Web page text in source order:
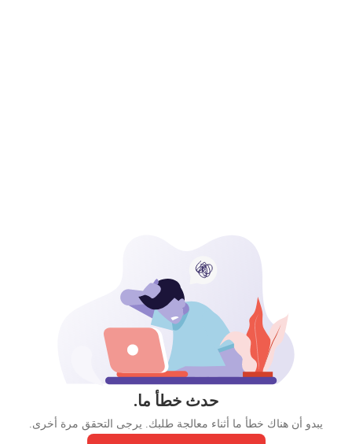
حدث خطأ ما.
يبدو أن هناك خطأ ما أثناء معالجة طلبك. يرجى التحقق مرة أخرى.